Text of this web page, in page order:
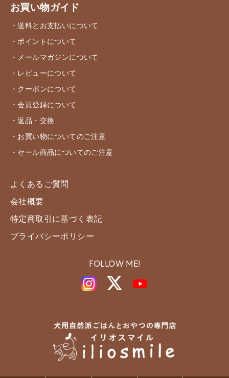
お買い物ガイド
・送料とお支払いについて
・ポイントについて
・メールマガジンについて
・レビューについて
・クーポンについて
・会員登録について
・返品・交換
・お買い物についてのご注意
・セール商品についてのご注意
よくあるご質問
会社概要
特定商取引に基づく表記
プライバシーポリシー
FOLLOW ME!